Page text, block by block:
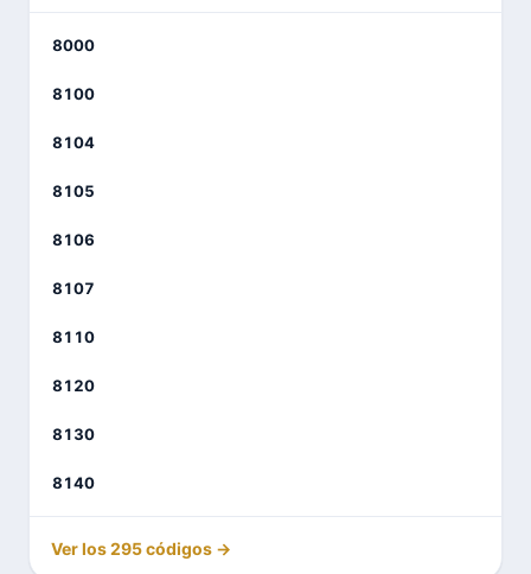
8000
8100
8104
8105
8106
8107
8110
8120
8130
8140
Ver los 295 códigos →